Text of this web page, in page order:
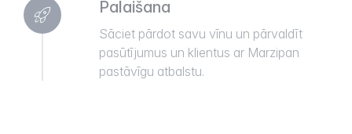
Palaišana
Sāciet pārdot savu vīnu un pārvaldīt
pasūtījumus un klientus ar Marzipan
pastāvīgu atbalstu.